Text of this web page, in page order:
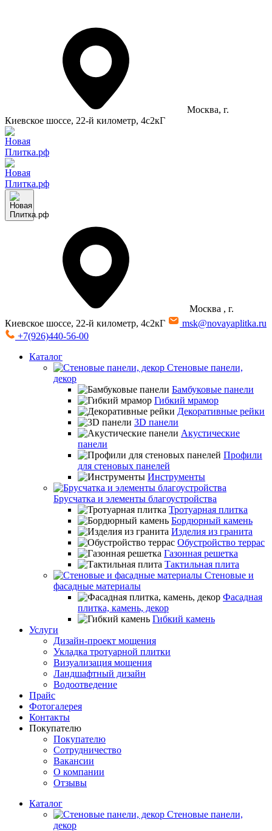
Москва, г.
Киевское шоссе, 22-й километр, 4с2кГ
Москва , г.
Киевское шоссе, 22-й километр, 4с2кГ
msk@novayaplitka.ru
+7(926)440-56-00
Каталог
Стеновые панели,
декор
Бамбуковые панели
Гибкий мрамор
Декоративные рейки
3D панели
Акустические
панели
Профили
для стеновых панелей
Инструменты
Брусчатка и элементы благоустройства
Тротуарная плитка
Бордюрный камень
Изделия из гранита
Обустройство террас
Газонная решетка
Тактильная плита
Стеновые и
фасадные материалы
Фасадная
плитка, камень, декор
Гибкий камень
Услуги
Дизайн-проект мощения
Укладка тротуарной плитки
Визуализация мощения
Ландшафтный дизайн
Водоотведение
Прайс
Фотогалерея
Контакты
Покупателю
Покупателю
Сотрудничество
Вакансии
О компании
Отзывы
Каталог
Стеновые панели,
декор